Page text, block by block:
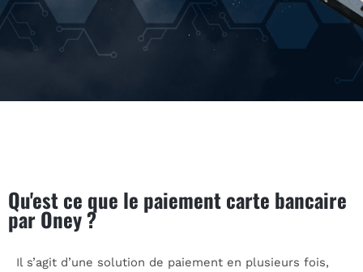
Qu'est ce que le paiement carte bancaire
par Oney ?
Il s’agit d’une solution de paiement en plusieurs fois,